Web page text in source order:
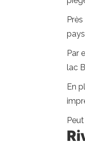
Par
lac
En